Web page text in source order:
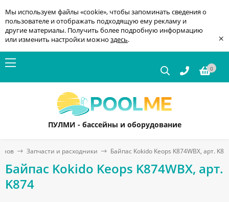
Мы используем файлы «cookie», чтобы запоминать сведения о
пользователе и отображать подходящую ему рекламу и
другие материалы. Получить более подробную информацию
или изменить настройки можно здесь. ×
0
ПУЛМИ - бассейны и оборудование
Запчасти и расходники Байпас Kokido Keops K874WBX, арт.
Байпас Kokido Keops K874WBX, арт.
K874